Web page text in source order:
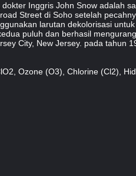
Inggris John Snow adalah
Street di Soho setelah
larutan dekolorisasi
puluh dan berhasil
City, New Jersey. pada tahun
Ozone (O3), Chlorine (Cl2),